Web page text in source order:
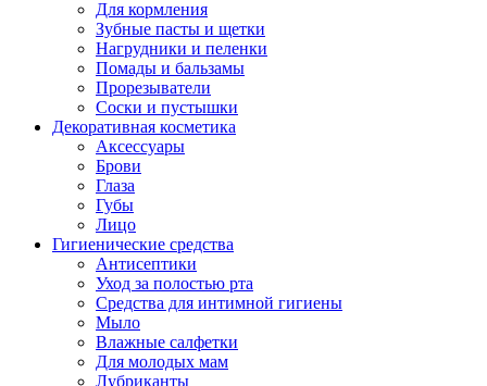
Для кормления
Зубные пасты и щетки
Нагрудники и пеленки
Помады и бальзамы
Прорезыватели
Соски и пустышки
Декоративная косметика
Аксессуары
Брови
Глаза
Губы
Лицо
Гигиенические средства
Антисептики
Уход за полостью рта
Средства для интимной гигиены
Мыло
Влажные салфетки
Для молодых мам
Лубриканты